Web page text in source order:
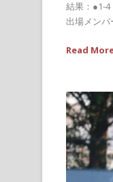
結果：●1-4
出場メン
Read